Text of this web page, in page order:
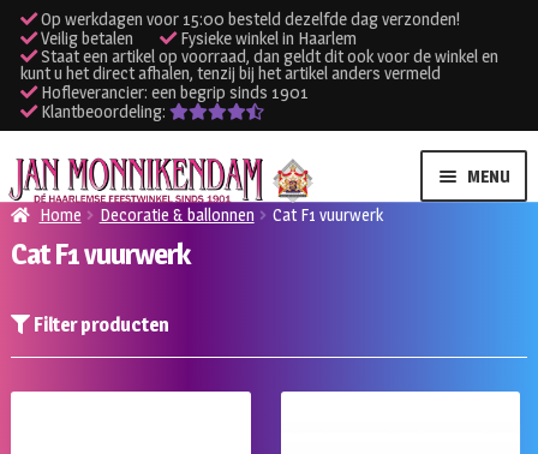
Op werkdagen voor 15:00 besteld dezelfde dag verzonden!
Veilig betalen
Fysieke winkel in Haarlem
Staat een artikel op voorraad, dan geldt dit ook voor de winkel en
kunt u het direct afhalen, tenzij bij het artikel anders vermeld
Hofleverancier: een begrip sinds 1901
Klantbeoordeling:
Ga
door
naar
navigatie
Ga
naar
de
inhoud
MENU
Verhuur kleding
Verhuur apparatuur
Home Decoratie & ballonnen Cat F1 vuurwerk
Cat F1 vuurwerk
Filter producten